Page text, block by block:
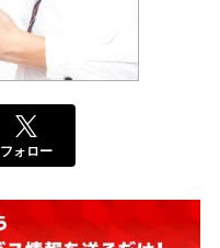
フォロー